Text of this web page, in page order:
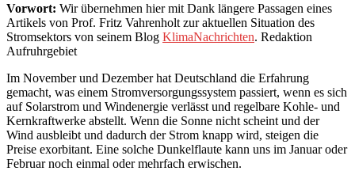
Vorwort: Wir übernehmen hier mit Dank längere Passagen eines
Artikels von Prof. Fritz Vahrenholt zur aktuellen Situation des
Stromsektors von seinem Blog KlimaNachrichten. Redaktion
Aufruhrgebiet
Im November und Dezember hat Deutschland die Erfahrung
gemacht, was einem Stromversorgungssystem passiert, wenn es sich
auf Solarstrom und Windenergie verlässt und regelbare Kohle- und
Kernkraftwerke abstellt. Wenn die Sonne nicht scheint und der
Wind ausbleibt und dadurch der Strom knapp wird, steigen die
Preise exorbitant. Eine solche Dunkelflaute kann uns im Januar oder
Februar noch einmal oder mehrfach erwischen.